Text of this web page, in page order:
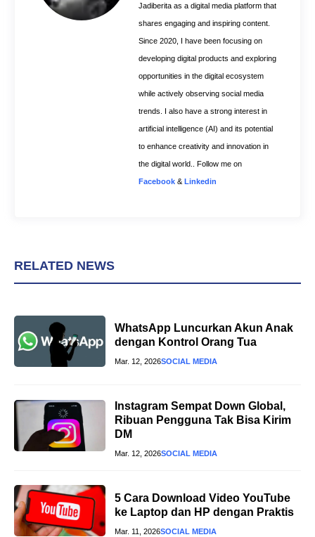
Jadiberita as a digital media platform that
shares engaging and inspiring content.
Since 2020, I have been focusing on
developing digital products and exploring
opportunities in the digital ecosystem
while actively observing social media
trends. I also have a strong interest in
artificial intelligence (AI) and its potential
to enhance creativity and innovation in
the digital world.. Follow me on
Facebook & Linkedin
RELATED NEWS
WhatsApp Luncurkan Akun Anak
dengan Kontrol Orang Tua
Mar. 12, 2026SOCIAL MEDIA
Instagram Sempat Down Global,
Ribuan Pengguna Tak Bisa Kirim
DM
Mar. 12, 2026SOCIAL MEDIA
5 Cara Download Video YouTube
ke Laptop dan HP dengan Praktis
Mar. 11, 2026SOCIAL MEDIA